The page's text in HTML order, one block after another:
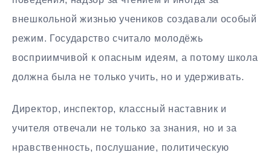
внешкольной жизнью учеников создавали особый
режим. Государство считало молодёжь
восприимчивой к опасным идеям, а потому школа
должна была не только учить, но и удерживать.
Директор, инспектор, классный наставник и
учителя отвечали не только за знания, но и за
нравственность, послушание, политическую